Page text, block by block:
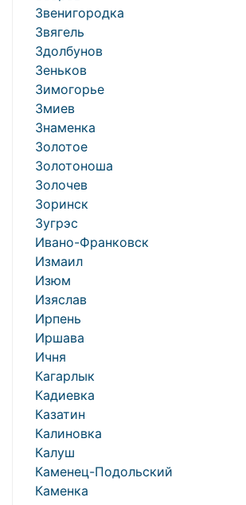
Звенигородка
Звягель
Здолбунов
Зеньков
Зимогорье
Змиев
Знаменка
Золотое
Золотоноша
Золочев
Зоринск
Зугрэс
Ивано-Франковск
Измаил
Изюм
Изяслав
Ирпень
Иршава
Ичня
Кагарлык
Кадиевка
Казатин
Калиновка
Калуш
Каменец-Подольский
Каменка